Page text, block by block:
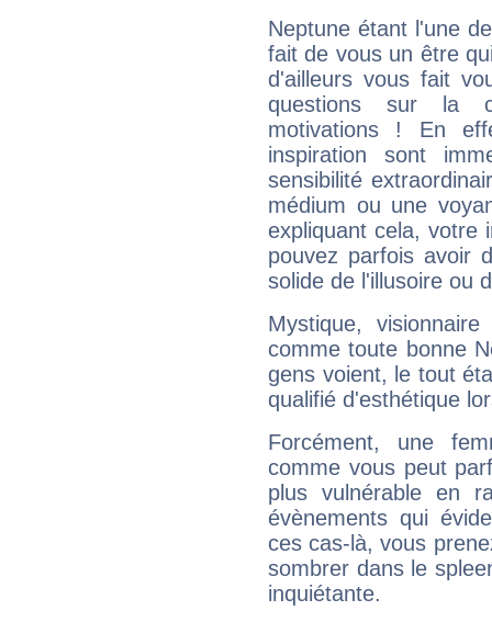
Neptune étant l'une
fait de vous un être
d'ailleurs vous fait
questions sur la
motivations ! En
inspiration sont
sensibilité
médium ou une
expliquant cela, votre
pouvez parfois avoir
solide de l'illusoire ou
Mystique,
comme toute bonne
gens voient, le tout
qualifié d'esthétique
Forcément, une
comme vous peut
plus vulnérable en
évènements qui
ces cas-là, vous
sombrer dans le
inquiétante.